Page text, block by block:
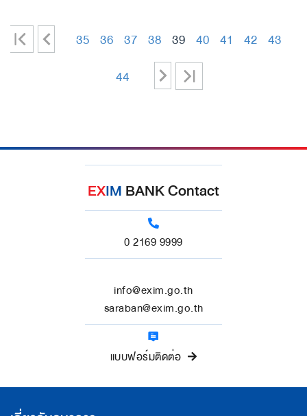
<
<
35 36 37 38 39 40 41 42 43
44 >
EXIMBANK Contact
0 2169 9999
info@exim.go.th
saraban@exim.go.th
แบบฟอร์มติดต่อ